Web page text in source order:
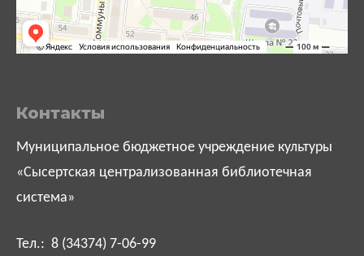
Контакты
Муниципальное бюджетное учреждение культуры
«Сысертская централизованная библиотечная
система»
Тел.: 8 (34374) 7-06-99